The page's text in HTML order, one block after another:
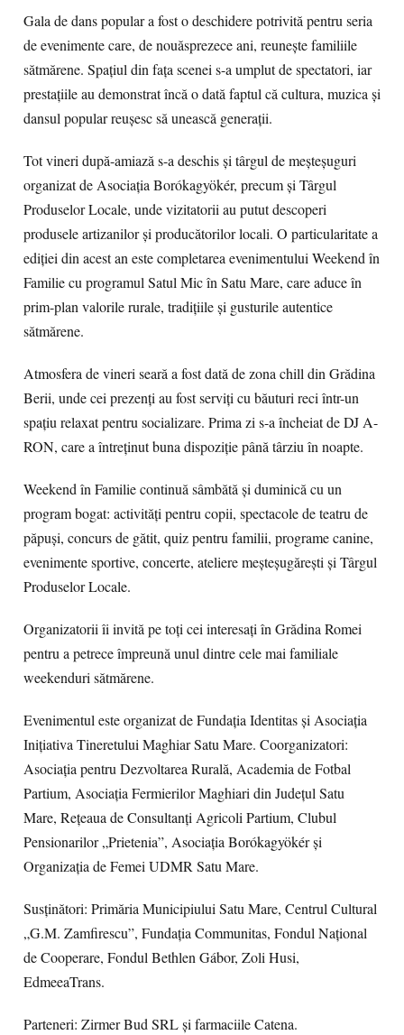
Gala de dans popular a fost o deschidere potrivită pentru seria
de evenimente care, de nouăsprezece ani, reunește familiile
sătmărene. Spațiul din fața scenei s-a umplut de spectatori, iar
prestațiile au demonstrat încă o dată faptul că cultura, muzica și
dansul popular reușesc să unească generații.
Tot vineri după-amiază s-a deschis și târgul de meșteșuguri
organizat de Asociația Borókagyökér, precum și Târgul
Produselor Locale, unde vizitatorii au putut descoperi
produsele artizanilor și producătorilor locali. O particularitate a
ediției din acest an este completarea evenimentului Weekend în
Familie cu programul Satul Mic în Satu Mare, care aduce în
prim-plan valorile rurale, tradițiile și gusturile autentice
sătmărene.
Atmosfera de vineri seară a fost dată de zona chill din Grădina
Berii, unde cei prezenți au fost serviți cu băuturi reci într-un
spațiu relaxat pentru socializare. Prima zi s-a încheiat de DJ A-
RON, care a întreținut buna dispoziție până târziu în noapte.
Weekend în Familie continuă sâmbătă și duminică cu un
program bogat: activități pentru copii, spectacole de teatru de
păpuși, concurs de gătit, quiz pentru familii, programe canine,
evenimente sportive, concerte, ateliere meșteșugărești și Târgul
Produselor Locale.
Organizatorii îi invită pe toți cei interesați în Grădina Romei
pentru a petrece împreună unul dintre cele mai familiale
weekenduri sătmărene.
Evenimentul este organizat de Fundația Identitas și Asociaţia
Iniţiativa Tineretului Maghiar Satu Mare. Coorganizatori:
Asociația pentru Dezvoltarea Rurală, Academia de Fotbal
Partium, Asociația Fermierilor Maghiari din Județul Satu
Mare, Rețeaua de Consultanți Agricoli Partium, Clubul
Pensionarilor „Prietenia”, Asociația Borókagyökér și
Organizația de Femei UDMR Satu Mare.
Susținători: Primăria Municipiului Satu Mare, Centrul Cultural
„G.M. Zamfirescu”, Fundația Communitas, Fondul Național
de Cooperare, Fondul Bethlen Gábor, Zoli Husi,
EdmeeaTrans.
Parteneri: Zirmer Bud SRL și farmaciile Catena.